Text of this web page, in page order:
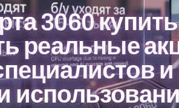
3060
реальные